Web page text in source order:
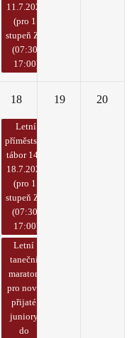
11.7.2025
(pro 1.
stupeň ZŠ)
(07:30-
17:00)
18
Letní
příměstský
tábor 14. -
18.7.2025
(pro 1.
stupeň ZŠ)
(07:30-
17:00)
Letní
taneční
maraton
pro nově
přijaté
juniory
do
19 20